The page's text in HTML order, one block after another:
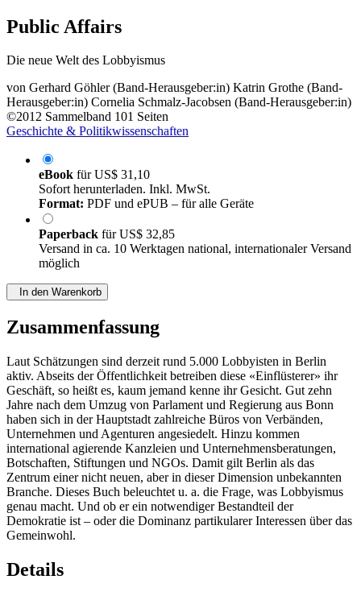
Public Affairs
Die neue Welt des Lobbyismus
von Gerhard Göhler (Band-Herausgeber:in) Katrin Grothe (Band-
Herausgeber:in) Cornelia Schmalz-Jacobsen (Band-Herausgeber:in)
©2012 Sammelband 101 Seiten
Geschichte & Politikwissenschaften
eBook fürUS$ 31,10
Sofort herunterladen. Inkl. MwSt.
Format: PDF und ePUB – für alle Geräte
Paperback fürUS$ 32,85
Versand in ca. 10 Werktagen national, internationaler Versand
möglich
In den Warenkorb
Zusammenfassung
Laut Schätzungen sind derzeit rund 5.000 Lobbyisten in Berlin
aktiv. Abseits der Öffentlichkeit betreiben diese «Einflüsterer» ihr
Geschäft, so heißt es, kaum jemand kenne ihr Gesicht. Gut zehn
Jahre nach dem Umzug von Parlament und Regierung aus Bonn
haben sich in der Hauptstadt zahlreiche Büros von Verbänden,
Unternehmen und Agenturen angesiedelt. Hinzu kommen
international agierende Kanzleien und Unternehmensberatungen,
Botschaften, Stiftungen und NGOs. Damit gilt Berlin als das
Zentrum einer nicht neuen, aber in dieser Dimension unbekannten
Branche. Dieses Buch beleuchtet u. a. die Frage, was Lobbyismus
genau macht. Und ob er ein notwendiger Bestandteil der
Demokratie ist – oder die Dominanz partikularer Interessen über das
Gemeinwohl.
Details